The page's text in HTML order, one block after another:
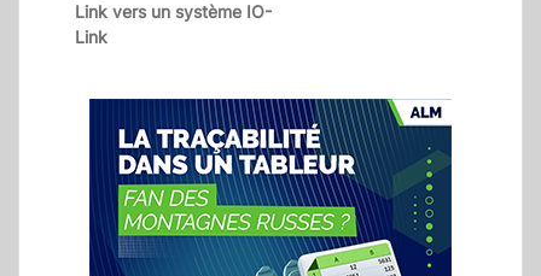
Link vers un système IO-
Link